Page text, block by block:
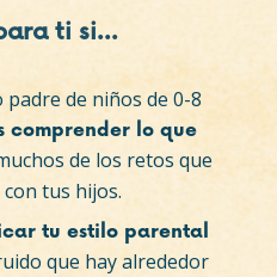
ti si...
padre de niños de 0-8
comprender lo que
de los retos que
tus hijos.
tu estilo parental
que hay alrededor